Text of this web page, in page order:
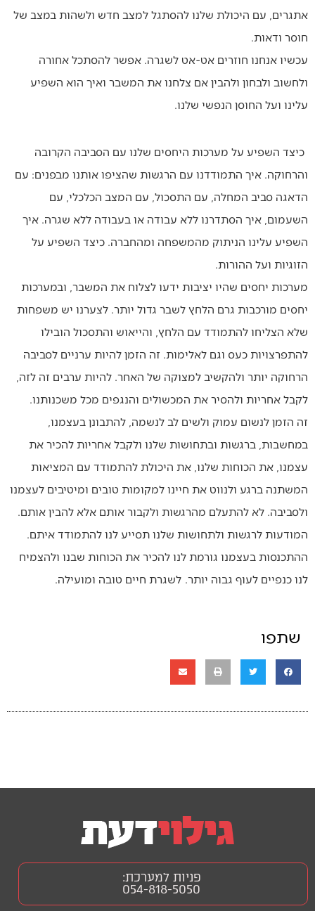
אתגרים, עם היכולת שלנו להסתגל למצב חדש ולשהות במצב של
חוסר ודאות.
עכשיו אנחנו חוזרים אט-אט לשגרה. אפשר להסתכל אחורה
ולחשוב ולבחון ולהבין אם צלחנו את המשבר ואיך הוא השפיע
עלינו ועל החוסן הנפשי שלנו.
כיצד השפיע על מערכות היחסים שלנו עם הסביבה הקרובה
והרחוקה. איך התמודדנו עם הרגשות שהציפו אותנו מבפנים: עם
הדאגה סביב המחלה, עם התסכול, עם המצב הכלכלי, עם
השעמום, איך הסתדרנו ללא עבודה או בעבודה ללא שגרה. איך
השפיע עלינו הניתוק מהמשפחה ומהחברה. כיצד השפיע על
הזוגיות ועל ההורות.
מערכות יחסים שהיו יציבות ידעו לצלוח את המשבר, ובמערכות
יחסים מורכבות גרם הלחץ לשבר גדול יותר. לצערנו יש משפחות
שלא הצליחו להתמודד עם הלחץ, והייאוש והתסכול הובילו
להתפרצויות כעס וגם לאלימות. זה הזמן להיות ערניים לסביבה
הרחוקה יותר ולהקשיב למצוקה של האחר. להיות ערבים זה לזה,
לקבל אחריות ולהסיר את המכשולים והנגפים מכל משכנותנו.
זה הזמן לנשום עמוק ולשים לב לנשמה, להתבונן בעצמנו,
במחשבות, ברגשות ובתחושות שלנו ולקבל אחריות להכיר את
עצמנו, את הכוחות שלנו, את היכולת להתמודד עם המציאות
המשתנה ברגע ולנווט את חיינו למקומות טובים ומיטיבים לעצמנו
ולסביבה. לא להתעלם מהרגשות ולקבור אותם אלא להבין אותם.
המודעות לרגשות ולתחושות שלנו תסייע לנו להתמודד איתם.
ההתכנסות בעצמנו גורמת לנו להכיר את הכוחות שבנו ולהצמיח
לנו כנפיים לעוף גבוה יותר. לשגרת חיים טובה ומועילה.
שתפו
פניות למערכת:
054-818-5050